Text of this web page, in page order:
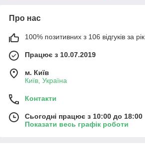
Про нас
100% позитивних з 106 відгуків за рік
Працює з 10.07.2019
м. Київ
Київ, Україна
Контакти
Сьогодні працює з 10:00 до 18:00
Показати весь графік роботи